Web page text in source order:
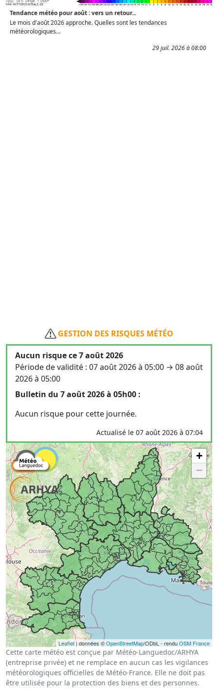
Tendance météo pour août : vers un retour...
Le mois d'août 2026 approche. Quelles sont les tendances
météorologiques...
29 juil. 2026 à 08:00
GESTION DES RISQUES MÉTÉO
Aucun risque ce 7 août 2026
Période de validité : 07 août 2026 à 05:00 → 08 août
2026 à 05:00
Bulletin du 7 août 2026 à 05h00 :
Aucun risque pour cette journée.
Actualisé le 07 août 2026 à 07:04
+
−
Leaflet| données ©OpenStreetMap/ODbL - renduOSM France
Cette carte météo est conçue par Météo-Languedoc/ARHYA
(entreprise privée) et ne remplace en aucun cas les vigilances
météorologiques officielles de Météo-France. Elle ne doit pas
être utilisée pour la protection des biens et des personnes.